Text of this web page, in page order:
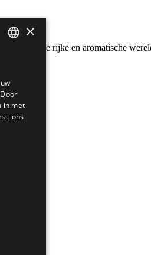
door de rijke en aromatische
GERMAN
ITALIAN
×
in met
ons